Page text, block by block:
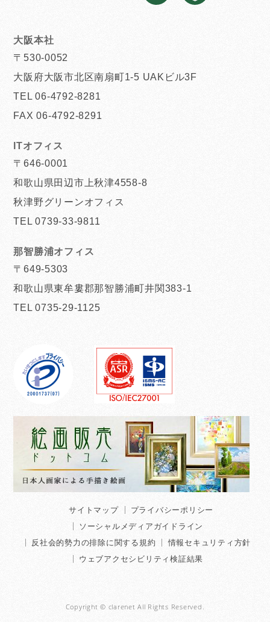
大阪本社
〒530-0052
大阪府大阪市北区南扇町1-5 UAKビル3F
TEL 06-4792-8281
FAX 06-4792-8291
ITオフィス
〒646-0001
和歌山県田辺市上秋津4558-8
秋津野グリーンオフィス
TEL 0739-33-9811
那智勝浦オフィス
〒649-5303
和歌山県東牟婁郡那智勝浦町井関383-1
TEL 0735-29-1125
サイトマップ
プライバシーポリシー
ソーシャルメディアガイドライン
反社会的勢力の排除に関する規約
情報セキュリティ方針
ウェブアクセシビリティ検証結果
Copyright © clarenet All Rights Reserved.